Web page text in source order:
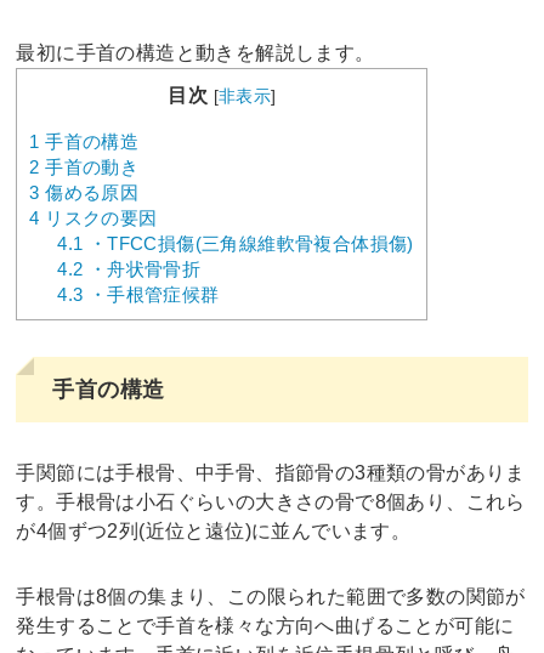
最初に手首の構造と動きを解説します。
目次 [非表示]
1 手首の構造
2 手首の動き
3 傷める原因
4 リスクの要因
4.1 ・TFCC損傷(三角線維軟骨複合体損傷)
4.2 ・舟状骨骨折
4.3 ・手根管症候群
手首の構造
手関節には手根骨、中手骨、指節骨の3種類の骨がありま
す。手根骨は小石ぐらいの大きさの骨で8個あり、これら
が4個ずつ2列(近位と遠位)に並んでいます。
手根骨は8個の集まり、この限られた範囲で多数の関節が
発生することで手首を様々な方向へ曲げることが可能に